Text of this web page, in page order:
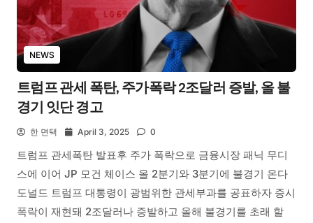
NEWS
트럼프 관세 폭탄, 주가폭락 2조달러 증발, 올 불
경기 잇단 경고
한 면택 April 3, 2025 0
트럼프 관세폭탄 발표후 주가 폭락으로 금융시장 패닉 무디
스에 이어 JP 모건 체이스 올 2분기와 3분기에 불경기 온다
도널드 트럼프 대통령이 광범위한 관세부과를 공표하자 증시
폭락이 재현돼 2조달러나 증발하고 올해 불경기를 초래 할